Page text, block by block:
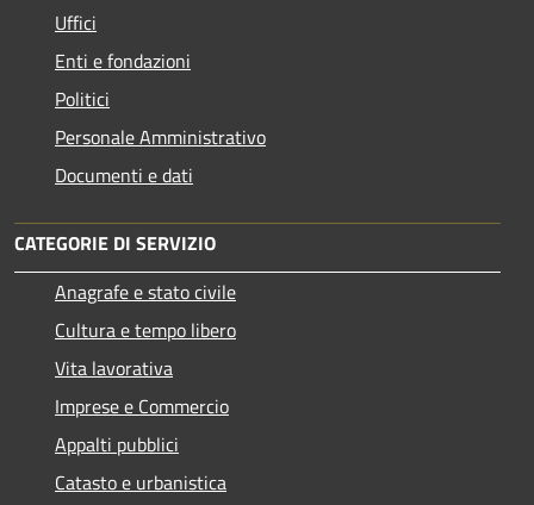
Uffici
Enti e fondazioni
Politici
Personale Amministrativo
Documenti e dati
CATEGORIE DI SERVIZIO
Anagrafe e stato civile
Cultura e tempo libero
Vita lavorativa
Imprese e Commercio
Appalti pubblici
Catasto e urbanistica